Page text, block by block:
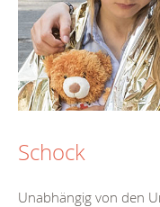
Schock
Unabhängig von den